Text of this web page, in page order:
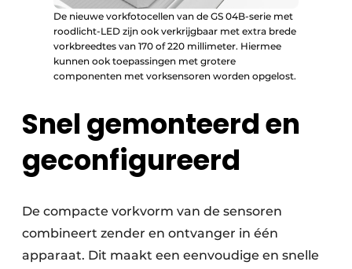
De nieuwe vorkfotocellen van de GS 04B-serie met
roodlicht-LED zijn ook verkrijgbaar met extra brede
vorkbreedtes van 170 of 220 millimeter. Hiermee
kunnen ook toepassingen met grotere
componenten met vorksensoren worden opgelost.
Snel gemonteerd en
geconfigureerd
De compacte vorkvorm van de sensoren
combineert zender en ontvanger in één
apparaat. Dit maakt een eenvoudige en snelle